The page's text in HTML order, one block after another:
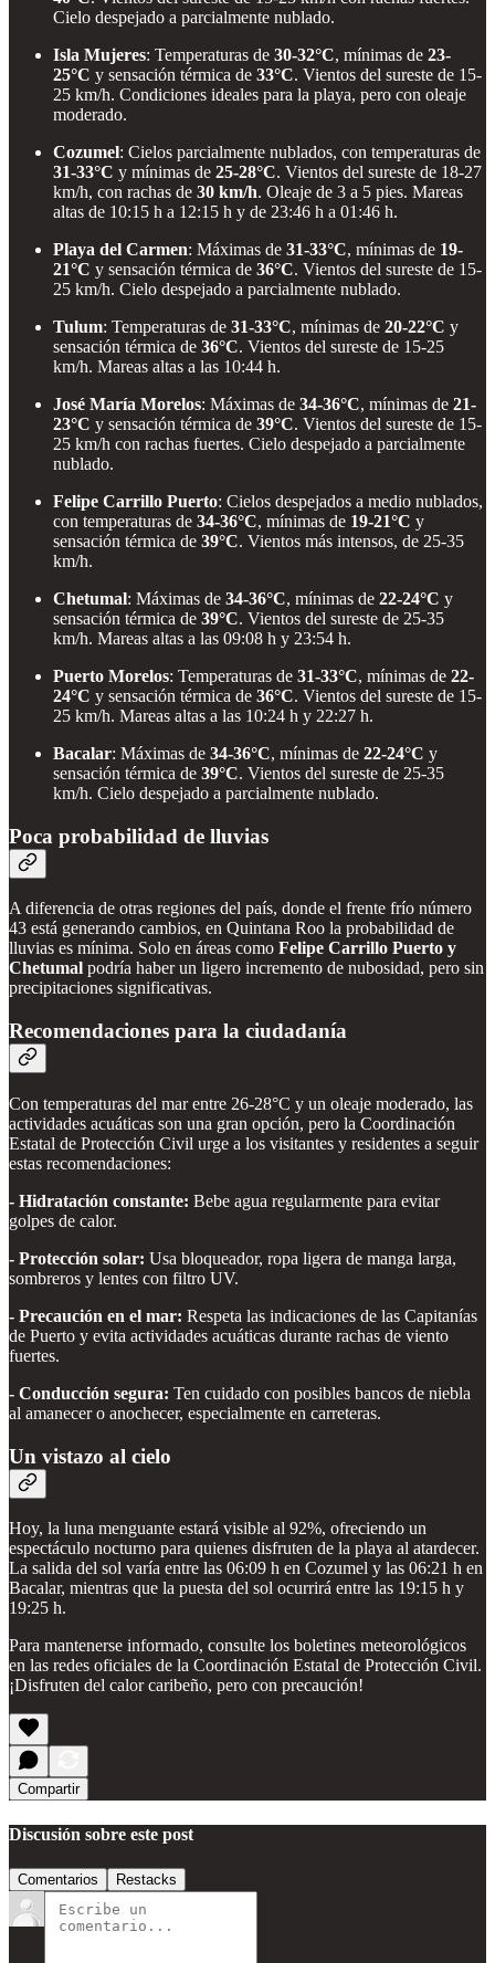
Cielo despejado a parcialmente nublado.
Isla Mujeres: Temperaturas de 30-32°C, mínimas de 23-
25°C y sensación térmica de 33°C. Vientos del sureste de 15-
25 km/h. Condiciones ideales para la playa, pero con oleaje
moderado.
Cozumel: Cielos parcialmente nublados, con temperaturas de
31-33°C y mínimas de 25-28°C. Vientos del sureste de 18-27
km/h, con rachas de 30 km/h. Oleaje de 3 a 5 pies. Mareas
altas de 10:15 h a 12:15 h y de 23:46 h a 01:46 h.
Playa del Carmen: Máximas de 31-33°C, mínimas de 19-
21°C y sensación térmica de 36°C. Vientos del sureste de 15-
25 km/h. Cielo despejado a parcialmente nublado.
Tulum: Temperaturas de 31-33°C, mínimas de 20-22°C y
sensación térmica de 36°C. Vientos del sureste de 15-25
km/h. Mareas altas a las 10:44 h.
José María Morelos: Máximas de 34-36°C, mínimas de 21-
23°C y sensación térmica de 39°C. Vientos del sureste de 15-
25 km/h con rachas fuertes. Cielo despejado a parcialmente
nublado.
Felipe Carrillo Puerto: Cielos despejados a medio nublados,
con temperaturas de 34-36°C, mínimas de 19-21°C y
sensación térmica de 39°C. Vientos más intensos, de 25-35
km/h.
Chetumal: Máximas de 34-36°C, mínimas de 22-24°C y
sensación térmica de 39°C. Vientos del sureste de 25-35
km/h. Mareas altas a las 09:08 h y 23:54 h.
Puerto Morelos: Temperaturas de 31-33°C, mínimas de 22-
24°C y sensación térmica de 36°C. Vientos del sureste de 15-
25 km/h. Mareas altas a las 10:24 h y 22:27 h.
Bacalar: Máximas de 34-36°C, mínimas de 22-24°C y
sensación térmica de 39°C. Vientos del sureste de 25-35
km/h. Cielo despejado a parcialmente nublado.
Poca probabilidad de lluvias
A diferencia de otras regiones del país, donde el frente frío número
43 está generando cambios, en Quintana Roo la probabilidad de
lluvias es mínima. Solo en áreas como Felipe Carrillo Puerto y
Chetumal podría haber un ligero incremento de nubosidad, pero sin
precipitaciones significativas.
Recomendaciones para la ciudadanía
Con temperaturas del mar entre 26-28°C y un oleaje moderado, las
actividades acuáticas son una gran opción, pero la Coordinación
Estatal de Protección Civil urge a los visitantes y residentes a seguir
estas recomendaciones:
- Hidratación constante: Bebe agua regularmente para evitar
golpes de calor.
- Protección solar: Usa bloqueador, ropa ligera de manga larga,
sombreros y lentes con filtro UV.
- Precaución en el mar: Respeta las indicaciones de las Capitanías
de Puerto y evita actividades acuáticas durante rachas de viento
fuertes.
- Conducción segura: Ten cuidado con posibles bancos de niebla
al amanecer o anochecer, especialmente en carreteras.
Un vistazo al cielo
Hoy, la luna menguante estará visible al 92%, ofreciendo un
espectáculo nocturno para quienes disfruten de la playa al atardecer.
La salida del sol varía entre las 06:09 h en Cozumel y las 06:21 h en
Bacalar, mientras que la puesta del sol ocurrirá entre las 19:15 h y
19:25 h.
Para mantenerse informado, consulte los boletines meteorológicos
en las redes oficiales de la Coordinación Estatal de Protección Civil.
¡Disfruten del calor caribeño, pero con precaución!
Compartir
Discusión sobre este post
Comentarios Restacks